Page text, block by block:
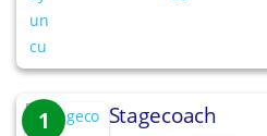
1 Stagecoach